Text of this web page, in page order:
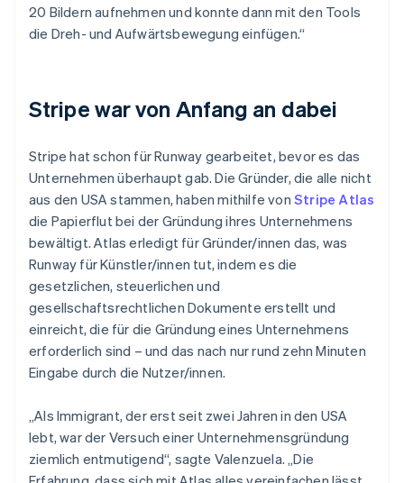
20 Bildern aufnehmen und konnte dann mit den Tools
die Dreh- und Aufwärtsbewegung einfügen.“
Stripe war von Anfang an dabei
Stripe hat schon für Runway gearbeitet, bevor es das
Unternehmen überhaupt gab. Die Gründer, die alle nicht
aus den USA stammen, haben mithilfe von Stripe Atlas
die Papierflut bei der Gründung ihres Unternehmens
bewältigt. Atlas erledigt für Gründer/innen das, was
Runway für Künstler/innen tut, indem es die
gesetzlichen, steuerlichen und
gesellschaftsrechtlichen Dokumente erstellt und
einreicht, die für die Gründung eines Unternehmens
erforderlich sind – und das nach nur rund zehn Minuten
Eingabe durch die Nutzer/innen.
„Als Immigrant, der erst seit zwei Jahren in den USA
lebt, war der Versuch einer Unternehmensgründung
ziemlich entmutigend“, sagte Valenzuela. „Die
Australien
English
Belgien
NederlandsFrançaisDeutschEnglish
Português English
Bulgarien
English
Dänemark